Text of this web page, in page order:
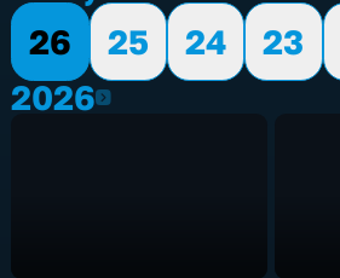
26
25 24 23
20262026